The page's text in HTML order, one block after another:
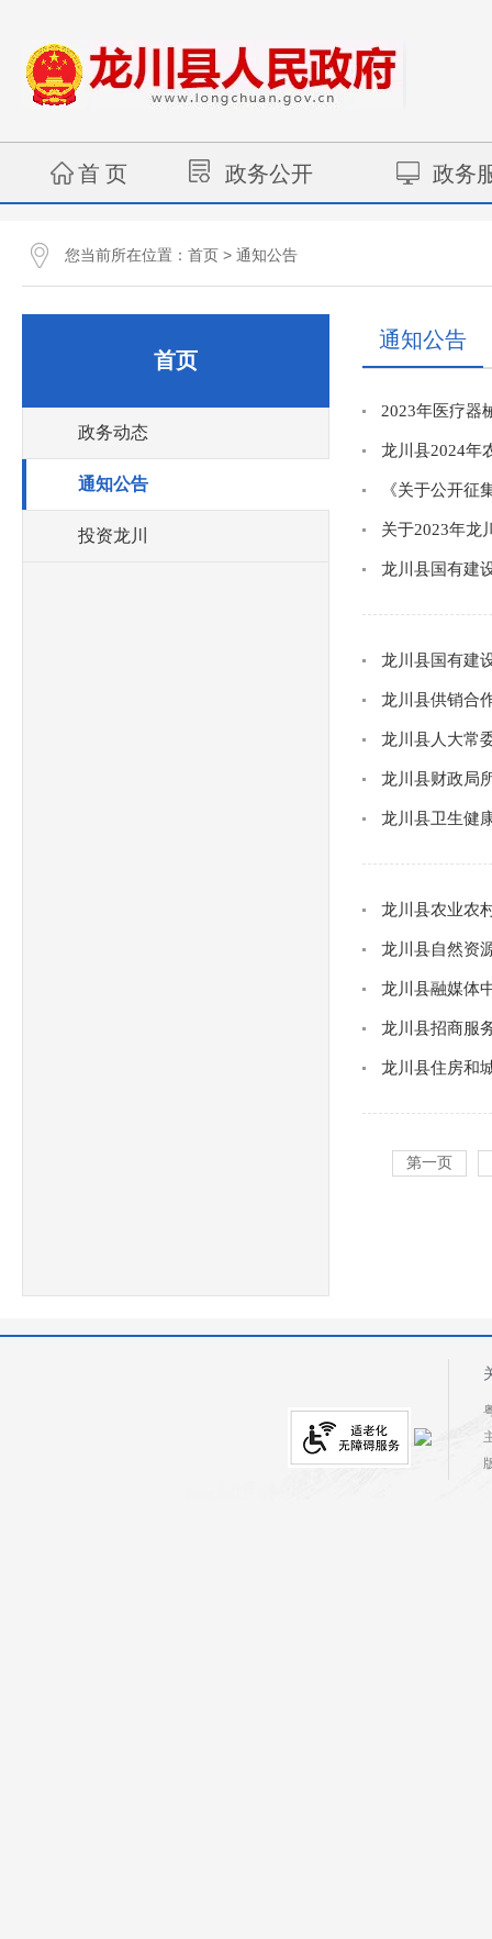
首 页 政务公开 政务
您当前所在位置： 首页 > 通知公告
首页
政务动态
通知公告
投资龙川
通知公告
2023年医疗器
龙川县2024年
《关于公开征
关于2023年龙
龙川县国有建
龙川县国有建
龙川县供销合
龙川县人大常
龙川县财政局
龙川县卫生健
龙川县农业农
龙川县自然资
龙川县融媒体
龙川县招商服
龙川县住房和
第一页